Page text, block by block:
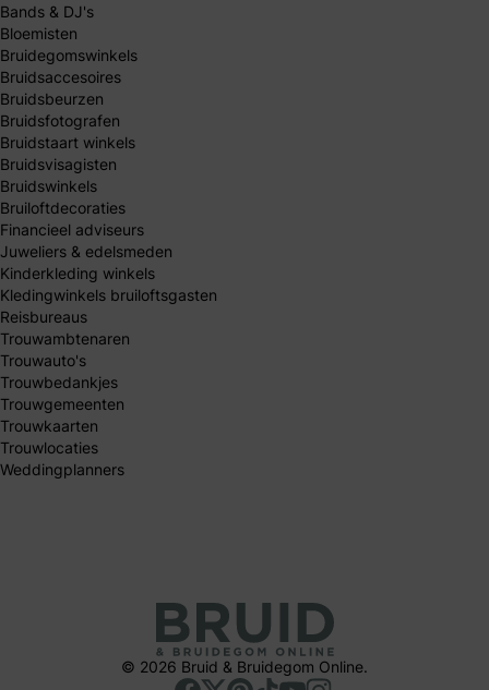
Bands & DJ's
Bloemisten
Bruidegomswinkels
Bruidsaccesoires
Bruidsbeurzen
Bruidsfotografen
Bruidstaart winkels
Bruidsvisagisten
Bruidswinkels
Bruiloftdecoraties
Financieel adviseurs
Juweliers & edelsmeden
Kinderkleding winkels
Kledingwinkels bruiloftsgasten
Reisbureaus
Trouwambtenaren
Trouwauto's
Trouwbedankjes
Trouwgemeenten
Trouwkaarten
Trouwlocaties
Weddingplanners
© 2026 Bruid & Bruidegom Online.